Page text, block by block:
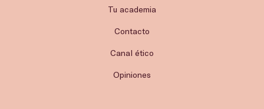
Tu academia
Contacto
Canal ético
Opiniones